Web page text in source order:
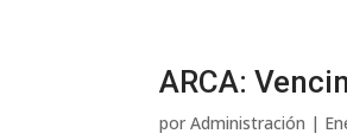
ARCA:
porAdministración |